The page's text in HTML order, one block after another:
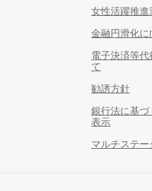
女性活躍推
金融円滑化
電子決済等
て
勧誘方針
銀行法に基
表示
マルチステ